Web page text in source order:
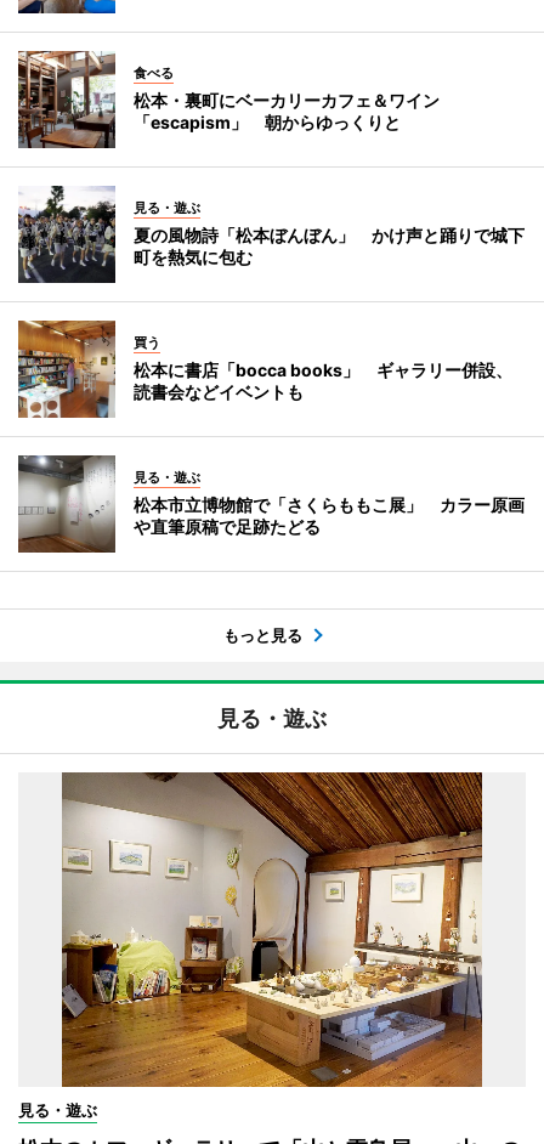
食べる
松本・裏町にベーカリーカフェ＆ワイン
「escapism」 朝からゆっくりと
見る・遊ぶ
夏の風物詩「松本ぼんぼん」 かけ声と踊りで城下
町を熱気に包む
買う
松本に書店「bocca books」 ギャラリー併設、
読書会などイベントも
見る・遊ぶ
松本市立博物館で「さくらももこ展」 カラー原画
や直筆原稿で足跡たどる
もっと見る
見る・遊ぶ
見る・遊ぶ